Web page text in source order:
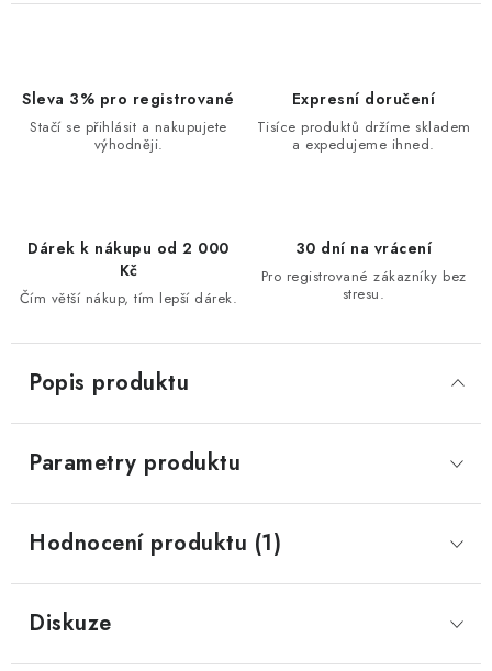
Sleva 3% pro registrované
Stačí se přihlásit a nakupujete
výhodněji.
Expresní doručení
Tisíce produktů držíme skladem
a expedujeme ihned.
Dárek k nákupu od 2 000
Kč
Čím větší nákup, tím lepší dárek.
30 dní na vrácení
Pro registrované zákazníky bez
stresu.
Popis produktu
Parametry produktu
Hodnocení produktu (1)
Diskuze